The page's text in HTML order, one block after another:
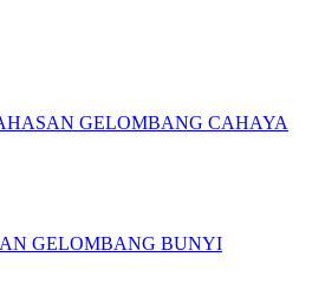
GELOMBANG CAHAYA
GELOMBANG BUNYI